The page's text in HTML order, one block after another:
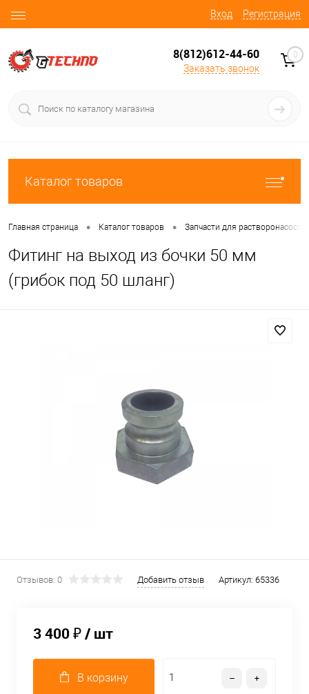
Вход Регистрация
8(812)612-44-60
Заказать звонок
0
Каталог товаров
Главная страница • Каталог товаров • Запчасти для растворонасосов
Фитинг на выход из бочки 50 мм
(грибок под 50 шланг)
Отзывов: 0 Добавить отзыв Артикул: 65336
3 400 ₽/ шт
В корзину